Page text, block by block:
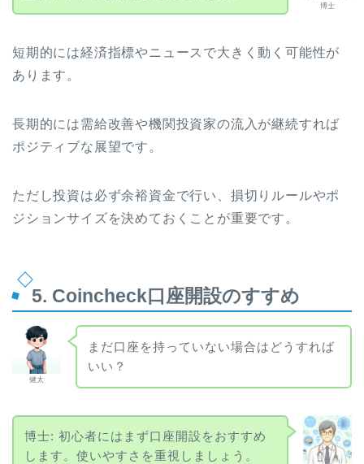
博士
短期的には経済指標やニュースで大きく動く可能性が
あります。
長期的には需給改善や機関投資家の流入が継続すれば
ポジティブな展望です。
ただし投資は必ず余裕資金で行い、損切りルールやポ
ジションサイズを決めておくことが重要です。
5. Coincheck口座開設のすすめ
健太
まだ口座を持っていない場合はどうすれば
いい？
博士: 初心者にはまず口座開設をおすすめ
します。使いやすさを重視しましょう。